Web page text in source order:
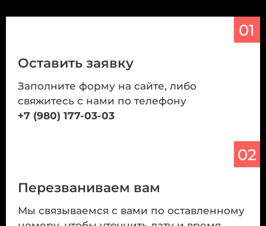
01
Оставить заявку
Заполните форму на сайте, либо
свяжитесь с нами по телефону
+7 (980) 177-03-03
02
Перезваниваем вам
Мы связываемся с вами по оставленному